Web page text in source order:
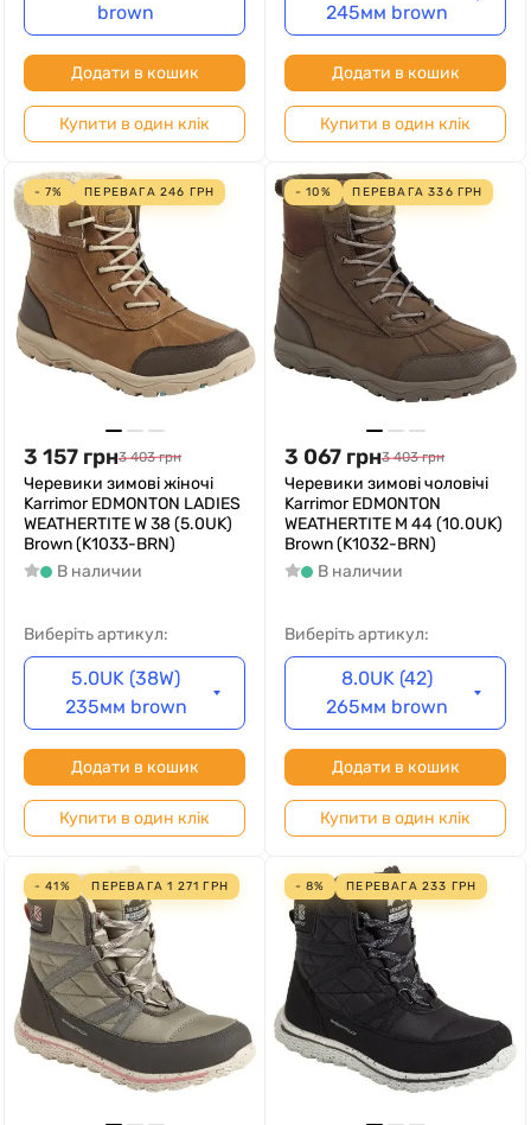
brown
Додати в кошик
Купити в один клік
245мм brown
Додати в кошик
Купити в один клік
- 7% ПЕРЕВАГА246 ГРН
3 157 грн3 403 грн
Черевики зимові жіночі
Karrimor EDMONTON LADIES
WEATHERTITE W 38 (5.0UK)
Brown (K1033-BRN)
В наличии
Виберіть артикул:
5.0UK (38W)
235мм brown
Додати в кошик
Купити в один клік
- 10% ПЕРЕВАГА336 ГРН
3 067 грн3 403 грн
Черевики зимові чоловічі
Karrimor EDMONTON
WEATHERTITE M 44 (10.0UK)
Brown (K1032-BRN)
В наличии
Виберіть артикул:
8.0UK (42)
265мм brown
Додати в кошик
Купити в один клік
- 41% ПЕРЕВАГА1 271 ГРН - 8% ПЕРЕВАГА233 ГРН